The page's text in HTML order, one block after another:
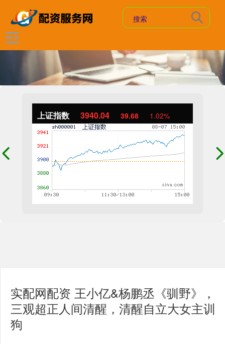
上证指数 3940.04 39.68 1.02%
实配网配资 王小亿&杨鹏丞《驯野》，
三观超正人间清醒，清醒自立大女主训
狗